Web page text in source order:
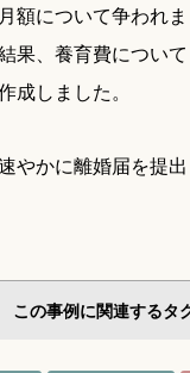
額について争われ
果、養育費につい
成しました。
やかに離婚届を提出
この事例に関連するタ